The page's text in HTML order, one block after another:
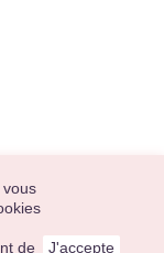
vous
de
J'accepte
S’abonner